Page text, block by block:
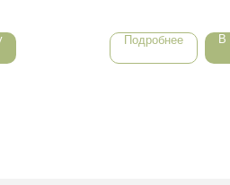
Подробнее В